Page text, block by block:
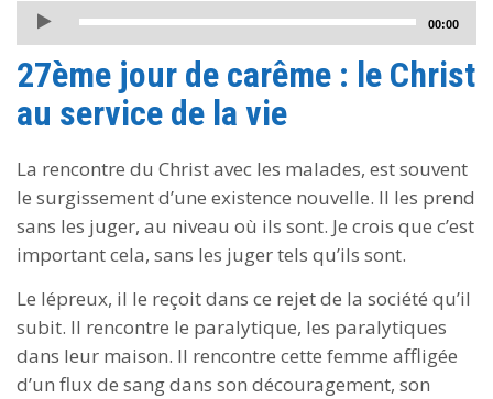
Lecteur
audio
00:00
27ème jour de carême : le Christ
au service de la vie
La rencontre du Christ avec les malades, est souvent
le surgissement d’une existence nouvelle. Il les prend
sans les juger, au niveau où ils sont. Je crois que c’est
important cela, sans les juger tels qu’ils sont.
Le lépreux, il le reçoit dans ce rejet de la société qu’il
subit. Il rencontre le paralytique, les paralytiques
dans leur maison. Il rencontre cette femme affligée
d’un flux de sang dans son découragement, son